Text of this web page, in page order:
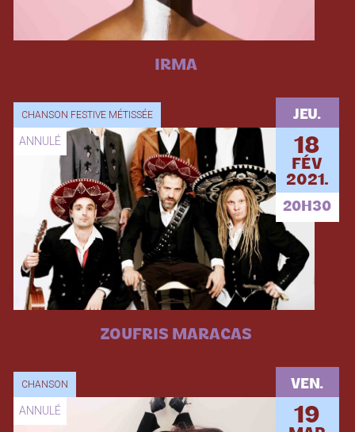
IRMA
CHANSON FESTIVE MÉTISSÉE
ANNULÉ
JEU.
18
FÉV
2021.
20H30
ZOUFRIS MARACAS
CHANSON
ANNULÉ
VEN.
19